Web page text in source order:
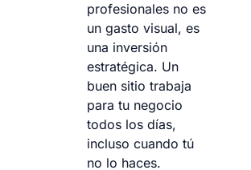
profesionales no es
un gasto visual, es
una inversión
estratégica. Un
buen sitio trabaja
para tu negocio
todos los días,
incluso cuando tú
no lo haces.